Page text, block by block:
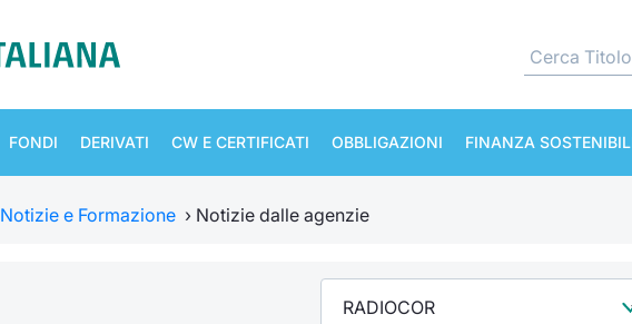
FONDI DERIVATI CW E CERTIFICATI OBBLIGAZIONI FINANZA
Notizie e Formazione › Notizie dalle agenzie